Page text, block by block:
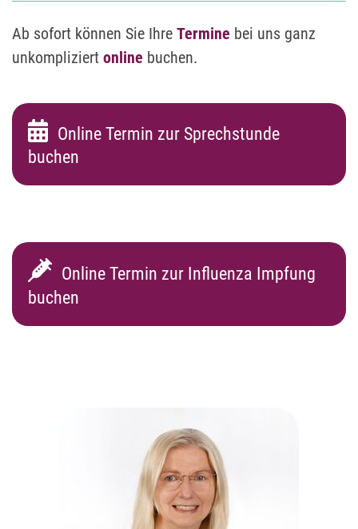
Ab sofort können Sie Ihre Termine bei uns ganz
unkompliziert online buchen.
Online Termin zur Sprechstunde
buchen
Online Termin zur Influenza Impfung
buchen